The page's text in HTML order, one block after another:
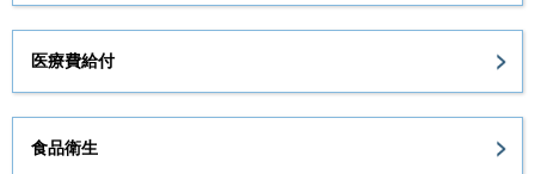
医療費給付
食品衛生